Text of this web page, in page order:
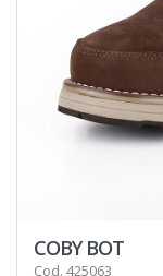
COBY BOT
Cod. 425063